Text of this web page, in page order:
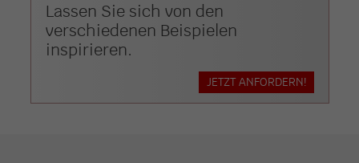
Lassen Sie sich von den
verschiedenen Beispielen
inspirieren.
JETZT ANFORDERN!